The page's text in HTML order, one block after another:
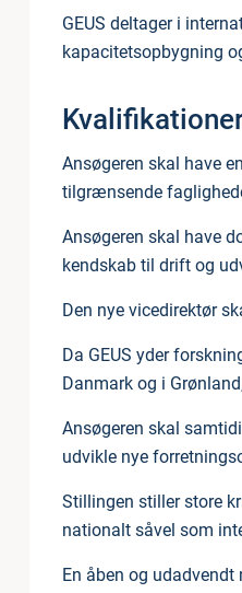
GEUS deltager i
kapacitetsopbygning
Ansøgeren skal have
tilgrænsende
Ansøgeren skal have
kendskab til drift og
Den nye vicedirektør
Da GEUS yder
Danmark og i
Ansøgeren skal
udvikle nye
Stillingen stiller store
nationalt såvel som
En åben og udadvendt